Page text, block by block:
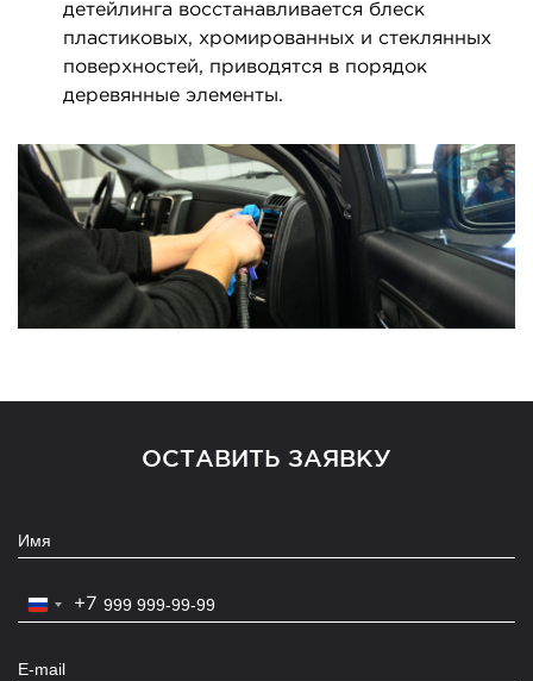
детейлинга восстанавливается блеск
пластиковых, хромированных и стеклянных
поверхностей, приводятся в порядок
деревянные элементы.
ОСТАВИТЬ ЗАЯВКУ
Russia
+7